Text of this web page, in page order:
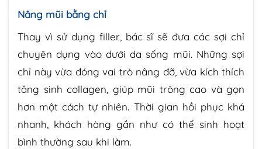
Nâng mũi bằng chỉ
Thay vì sử dụng filler, bác sĩ sẽ đưa các sợi chỉ
chuyên dụng vào dưới da sống mũi. Những sợi
chỉ này vừa đóng vai trò nâng đỡ, vừa kích thích
tăng sinh collagen, giúp mũi trông cao và gọn
hơn một cách tự nhiên. Thời gian hồi phục khá
nhanh, khách hàng gần như có thể sinh hoạt
bình thường sau khi làm.